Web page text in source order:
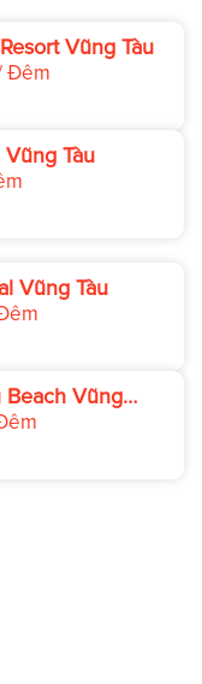
Vũng Tàu
Đêm
Tàu
Vũng Tàu
Beach Vũng